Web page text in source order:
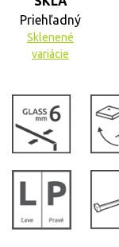
Priehľadný
Sklenené
variácie